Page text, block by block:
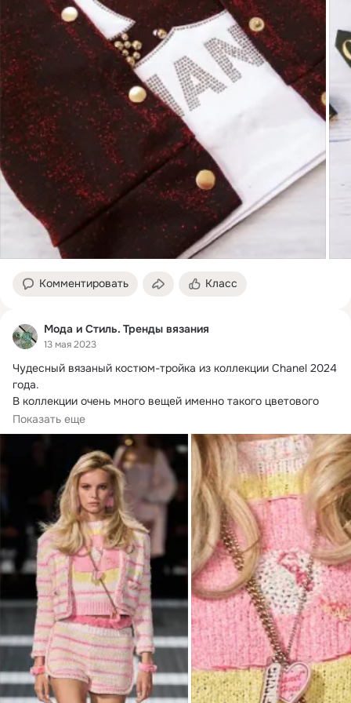
Комментировать Класс
Мода и Стиль. Тренды вязания
13 мая 2023
Чудесный вязаный костюм-тройка из коллекции Chanel 2024
года.
В коллекции очень много вещей именно такого цветового
сочетания - нежно-розовый,...
Показать еще